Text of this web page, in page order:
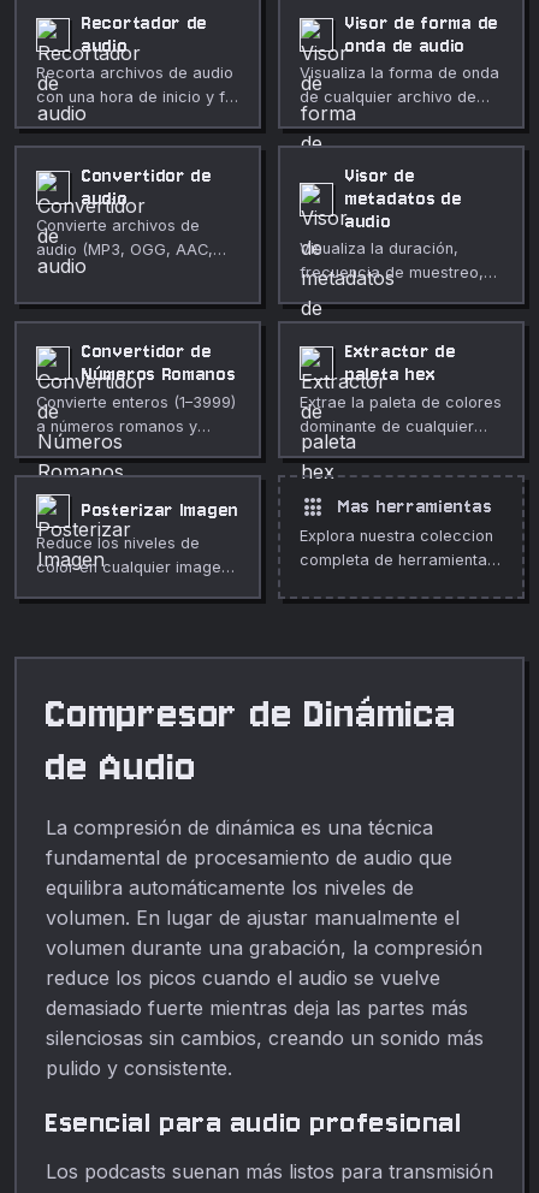
Recortador de
audio
Recorta archivos de audio
con una hora de inicio y fin
específicas. Previsualiza el
fragmento seleccionado y
descárgalo como WAV.
Visor de forma de
onda de audio
Visualiza la forma de onda
de cualquier archivo de
audio en tu navegador.
Consulta la duración, la
frecuencia de muestreo,
los canales y reproduce el
audio en línea.
Convertidor de
audio
Convierte archivos de
audio (MP3, OGG, AAC,
FLAC) a WAV con opciones
personalizadas de
frecuencia de muestreo y
mono/estéreo.
Visor de
metadatos de
audio
Visualiza la duración,
frecuencia de muestreo,
canales, tasa de bits y
etiquetas ID3 de cualquier
archivo de audio en tu
navegador. Totalmente
privado.
Convertidor de
Números Romanos
Convierte enteros (1–3999)
a números romanos y
viceversa al instante.
Extractor de
paleta hex
Extrae la paleta de colores
dominante de cualquier
imagen en valores hex,
RGB y HSL.
Posterizar Imagen
Reduce los niveles de
color en cualquier imagen
navegador.
apps Mas herramientas
Explora nuestra coleccion
completa de herramientas
Compresor de Dinámica
de Audio
La compresión de dinámica es una técnica
fundamental de procesamiento de audio que
equilibra automáticamente los niveles de
volumen. En lugar de ajustar manualmente el
volumen durante una grabación, la compresión
reduce los picos cuando el audio se vuelve
demasiado fuerte mientras deja las partes más
silenciosas sin cambios, creando un sonido más
pulido y consistente.
Esencial para audio profesional
Los podcasts suenan más listos para transmisión